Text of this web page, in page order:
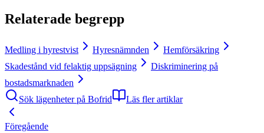
Relaterade begrepp
Medling i hyrestvist Hyresnämnden
Hemförsäkring
Skadestånd vid felaktig uppsägning
Diskriminering på
bostadsmarknaden
Sök lägenheter på Bofrid
Läs fler artiklar
Föregående